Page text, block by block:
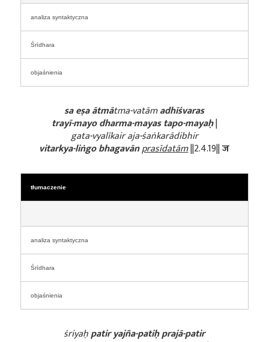
analiza syntaktyczna
Śrīdhara
objaśnienia
sa eṣaātmātma-vatāmadhīśvaras
trayī-mayo dharma-mayas tapo-mayaḥ|
gata-vyalīkair aja-śaṅkarādibhir
vitarkya-liṅgo bhagavānprasīdatām||2.4.19||ज
tłumaczenie
analiza syntaktyczna
Śrīdhara
objaśnienia
śriyaḥpatiryajña-patiḥ prajā-patir